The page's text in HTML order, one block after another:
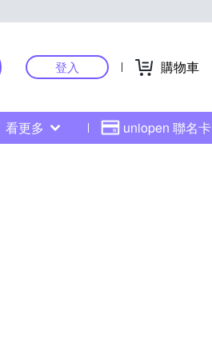
登入 購物車
看更多 uniopen 聯名卡